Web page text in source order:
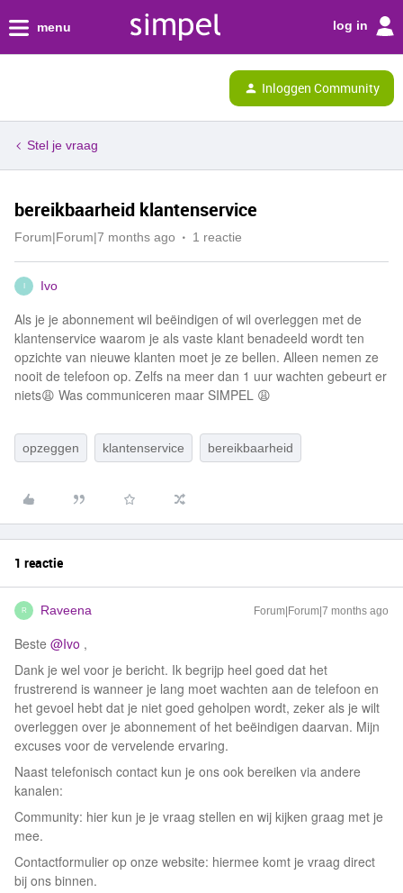
menu log in
Inloggen Community
Stel je vraag
bereikbaarheid klantenservice
Forum|Forum|7 months ago 1 reactie
I Ivo
Als je je abonnement wil beëindigen of wil overleggen met de
klantenservice waarom je als vaste klant benadeeld wordt ten
opzichte van nieuwe klanten moet je ze bellen. Alleen nemen ze
nooit de telefoon op. Zelfs na meer dan 1 uur wachten gebeurt er
niets😩 Was communiceren maar SIMPEL 😩
opzeggen klantenservice bereikbaarheid
1 reactie
R Raveena Forum|Forum|7 months ago
Beste ​ @Ivo ,
Dank je wel voor je bericht. Ik begrijp heel goed dat het
frustrerend is wanneer je lang moet wachten aan de telefoon en
het gevoel hebt dat je niet goed geholpen wordt, zeker als je wilt
overleggen over je abonnement of het beëindigen daarvan. Mijn
excuses voor de vervelende ervaring.
Naast telefonisch contact kun je ons ook bereiken via andere
kanalen:
Community: hier kun je je vraag stellen en wij kijken graag met je
mee.
Contactformulier op onze website: hiermee komt je vraag direct
bij ons binnen.